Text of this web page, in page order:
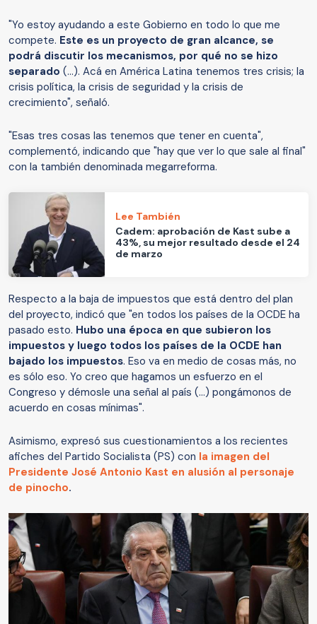
"Yo estoy ayudando a este Gobierno en todo lo que me
compete. Este es un proyecto de gran alcance, se
podrá discutir los mecanismos, por qué no se hizo
separado (...). Acá en América Latina tenemos tres crisis; la
crisis política, la crisis de seguridad y la crisis de
crecimiento", señaló.
"Esas tres cosas las tenemos que tener en cuenta",
complementó, indicando que "hay que ver lo que sale al final"
con la también denominada megarreforma.
Lee También
Cadem: aprobación de Kast sube a
43%, su mejor resultado desde el 24
de marzo
Respecto a la baja de impuestos que está dentro del plan
del proyecto, indicó que "en todos los países de la OCDE ha
pasado esto. Hubo una época en que subieron los
impuestos y luego todos los países de la OCDE han
bajado los impuestos. Eso va en medio de cosas más, no
es sólo eso. Yo creo que hagamos un esfuerzo en el
Congreso y démosle una señal al país (...) pongámonos de
acuerdo en cosas mínimas".
Asimismo, expresó sus cuestionamientos a los recientes
afiches del Partido Socialista (PS) con la imagen del
Presidente José Antonio Kast en alusión al personaje
de pinocho.